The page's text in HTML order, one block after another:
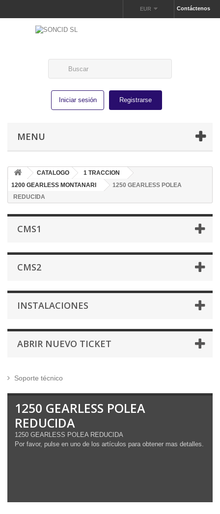
Contáctenos
EUR
Iniciar sesión Registrarse
MENU
CATALOGO
1 TRACCION
1200 GEARLESS MONTANARI
1250 GEARLESS POLEA
REDUCIDA
CMS1
CMS2
INSTALACIONES
ABRIR NUEVO TICKET
Soporte técnico
1250 GEARLESS POLEA
REDUCIDA
1250 GEARLESS POLEA REDUCIDA
Por favor, pulse en uno de los artículos para obtener mas detalles.